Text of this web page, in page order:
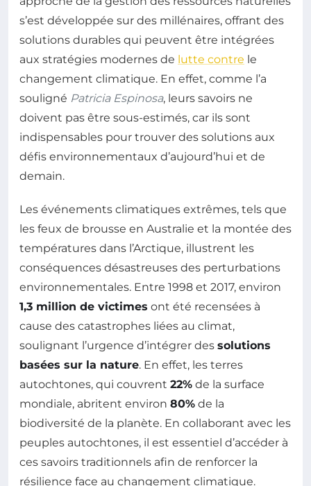
s’est développée sur des millénaires, offrant des
solutions durables qui peuvent être intégrées
aux stratégies modernes de lutte contre le
changement climatique. En effet, comme l’a
souligné Patricia Espinosa, leurs savoirs ne
doivent pas être sous-estimés, car ils sont
indispensables pour trouver des solutions aux
défis environnementaux d’aujourd’hui et de
demain.
Les événements climatiques extrêmes, tels que
les feux de brousse en Australie et la montée des
températures dans l’Arctique, illustrent les
conséquences désastreuses des perturbations
environnementales. Entre 1998 et 2017, environ
1,3 million de victimes ont été recensées à
cause des catastrophes liées au climat,
soulignant l’urgence d’intégrer des solutions
basées sur la nature. En effet, les terres
autochtones, qui couvrent 22% de la surface
mondiale, abritent environ 80% de la
biodiversité de la planète. En collaborant avec les
peuples autochtones, il est essentiel d’accéder à
ces savoirs traditionnels afin de renforcer la
résilience face au changement climatique.